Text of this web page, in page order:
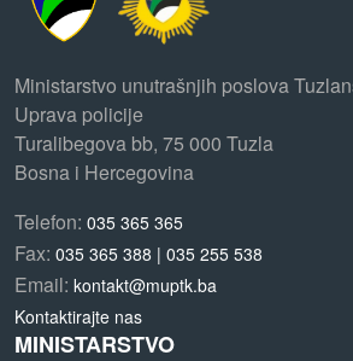
Ministarstvo unutrašnjih poslova
Uprava policije
Turalibegova bb, 75 000 Tuzla
Bosna i Hercegovina
Telefon: 035 365 365
Fax: 035 365 388 | 035 255 538
Email: kontakt@muptk.ba
Kontaktirajte nas
MINISTARSTVO